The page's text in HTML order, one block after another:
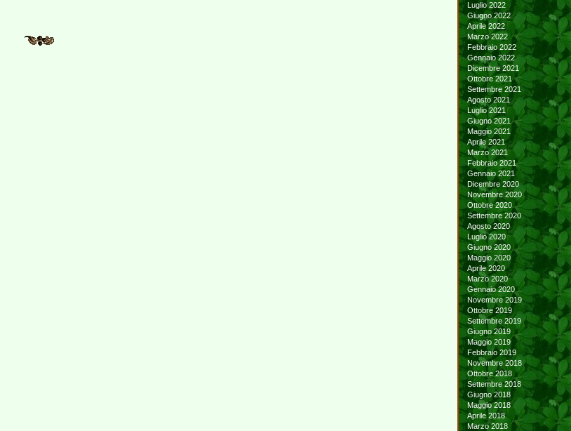
Luglio 2022
Giugno 2022
Aprile 2022
Marzo 2022
Febbraio 2022
Gennaio 2022
Dicembre 2021
Ottobre 2021
Settembre 2021
Agosto 2021
Luglio 2021
Giugno 2021
Maggio 2021
Aprile 2021
Marzo 2021
Febbraio 2021
Gennaio 2021
Dicembre 2020
Novembre 2020
Ottobre 2020
Settembre 2020
Agosto 2020
Luglio 2020
Giugno 2020
Maggio 2020
Aprile 2020
Marzo 2020
Gennaio 2020
Novembre 2019
Ottobre 2019
Settembre 2019
Giugno 2019
Maggio 2019
Febbraio 2019
Novembre 2018
Ottobre 2018
Settembre 2018
Giugno 2018
Maggio 2018
Aprile 2018
Marzo 2018